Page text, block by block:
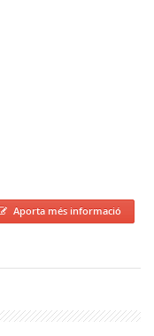
Aporta més informació